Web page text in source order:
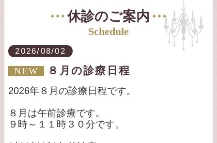
休診のご案内
Schedule
2026/08/02
NEW ８月の診療日程
2026年８月の診療日程です。
８月は午前診療です。
９時～１１時３０分です。